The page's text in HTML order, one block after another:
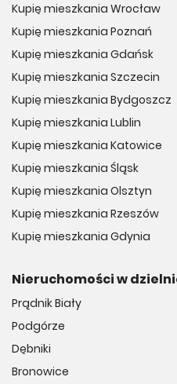
Kupię mieszkania Wrocław
Kupię mieszkania Poznań
Kupię mieszkania Gdańsk
Kupię mieszkania Szczecin
Kupię mieszkania Bydgoszcz
Kupię mieszkania Lublin
Kupię mieszkania Katowice
Kupię mieszkania Śląsk
Kupię mieszkania Olsztyn
Kupię mieszkania Rzeszów
Kupię mieszkania Gdynia
Nieruchomości w
Prądnik Biały
Podgórze
Dębniki
Bronowice